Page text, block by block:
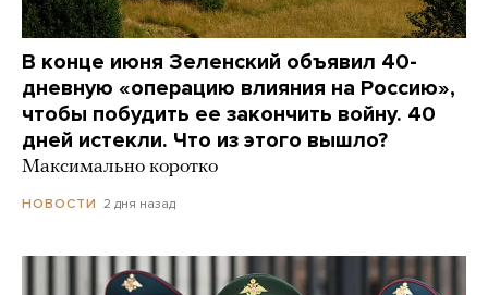
В конце июня Зеленский объявил 40-
дневную «операцию влияния на Россию»,
чтобы побудить ее закончить войну. 40
дней истекли. Что из этого вышло?
Максимально коротко
НОВОСТИ 2 дня назад